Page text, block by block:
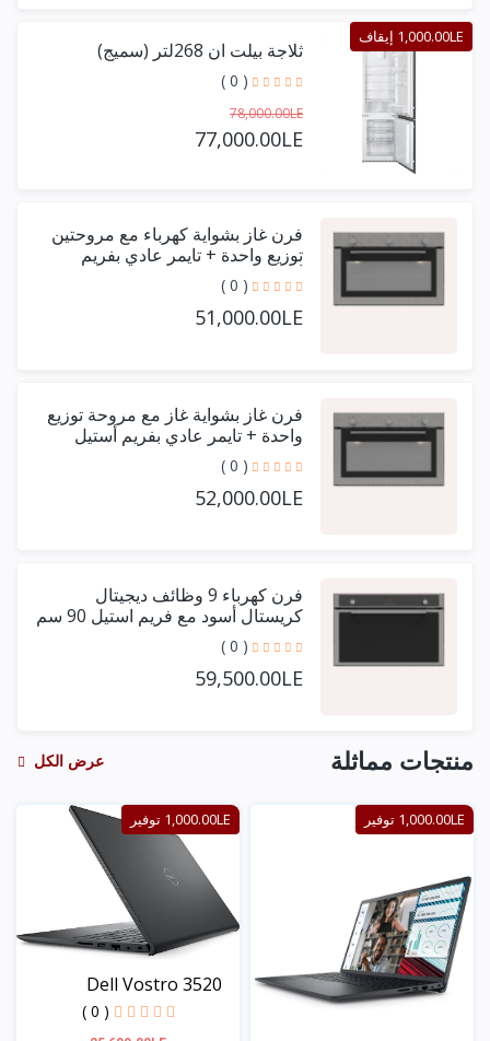
1,000.00LE إيقاف
ثلاجة بيلت ان 268لتر (سميج)
( 0 )
78,000.00LE
77,000.00LE
فرن غاز بشواية كهرباء مع مروحتين
توزيع واحدة + تايمر عادي بفريم
أستيل حرف يو 90 سم
( 0 )
51,000.00LE
فرن غاز بشواية غاز مع مروحة توزيع
واحدة + تايمر عادي بفريم أستيل
حرف يو 90 سم
( 0 )
52,000.00LE
فرن كهرباء 9 وظائف ديجيتال
كريستال أسود مع فريم استيل 90 سم
+ مروحتين توزيع
( 0 )
59,500.00LE
منتجات مماثلة عرض الكل
1,000.00LE توفير 1,000.00LE توفير
Dell Vostro 3520
Laptop...
( 0 )